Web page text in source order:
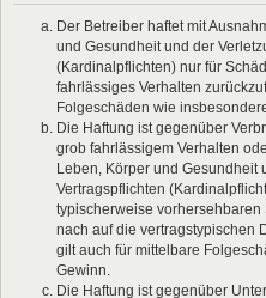
Der Betreiber haftet mit
und Gesundheit und der
(Kardinalpflichten) nur für
fahrlässiges Verhalten
Folgeschäden wie
Die Haftung ist gegenüber
grob fahrlässigem Verhalten
Leben, Körper und Gesundheit
Vertragspflichten
typischerweise
nach auf die vertragstypischen
gilt auch für mittelbare
Gewinn.
Die Haftung ist gegenüber